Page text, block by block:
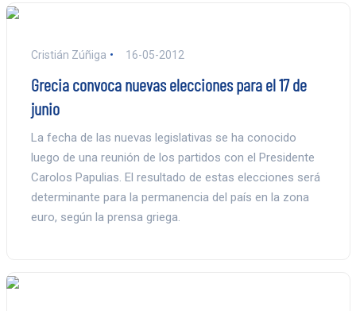
Cristián Zúñiga 16-05-2012
Grecia convoca nuevas elecciones para el 17 de
junio
La fecha de las nuevas legislativas se ha conocido
luego de una reunión de los partidos con el Presidente
Carolos Papulias. El resultado de estas elecciones será
determinante para la permanencia del país en la zona
euro, según la prensa griega.